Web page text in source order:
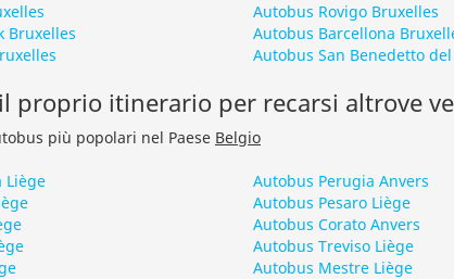
Bruxelles
Autobus Rovigo Bruxelles
Autobus Barcellona
Autobus San Benedetto
proprio itinerario per recarsi altrove
più popolari nel Paese Belgio
Liège
Autobus Perugia Anvers
Autobus Pesaro Liège
Autobus Corato Anvers
Autobus Treviso Liège
Autobus Mestre Liège